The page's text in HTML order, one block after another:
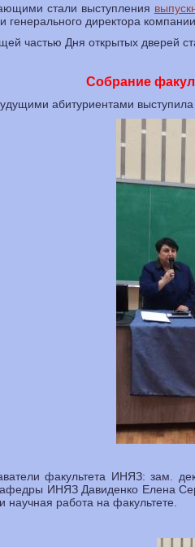
стали выступления
и генерального директора компании
частью Дня открытых дверей
Собрание
абитуриентами
факультета ИНЯЗ: зам.
ИНЯЗ Давиденко Елена
научная работа на факультете.